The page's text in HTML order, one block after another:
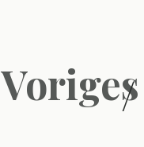
Voriges
/